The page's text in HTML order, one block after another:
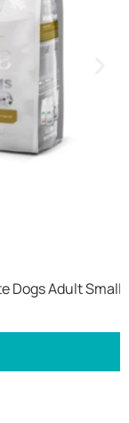
Dogs Adult Small